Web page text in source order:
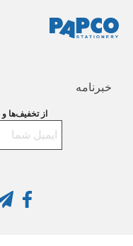
خبرنامه
از تخفیف‌ها و